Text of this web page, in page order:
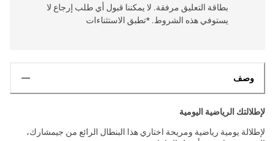
بطاقة التعليق مرفقة. لا يمكننا قبول أي طلب إرجاع لا
يستوفي هذه الشروط. *تطبق الاستثناءات
وصف
لإطلالتك الرياضية اليومية
لإطلالة يومية رياضية ومريحة اختاري هذا البنطال الرائع من جيمشارك،